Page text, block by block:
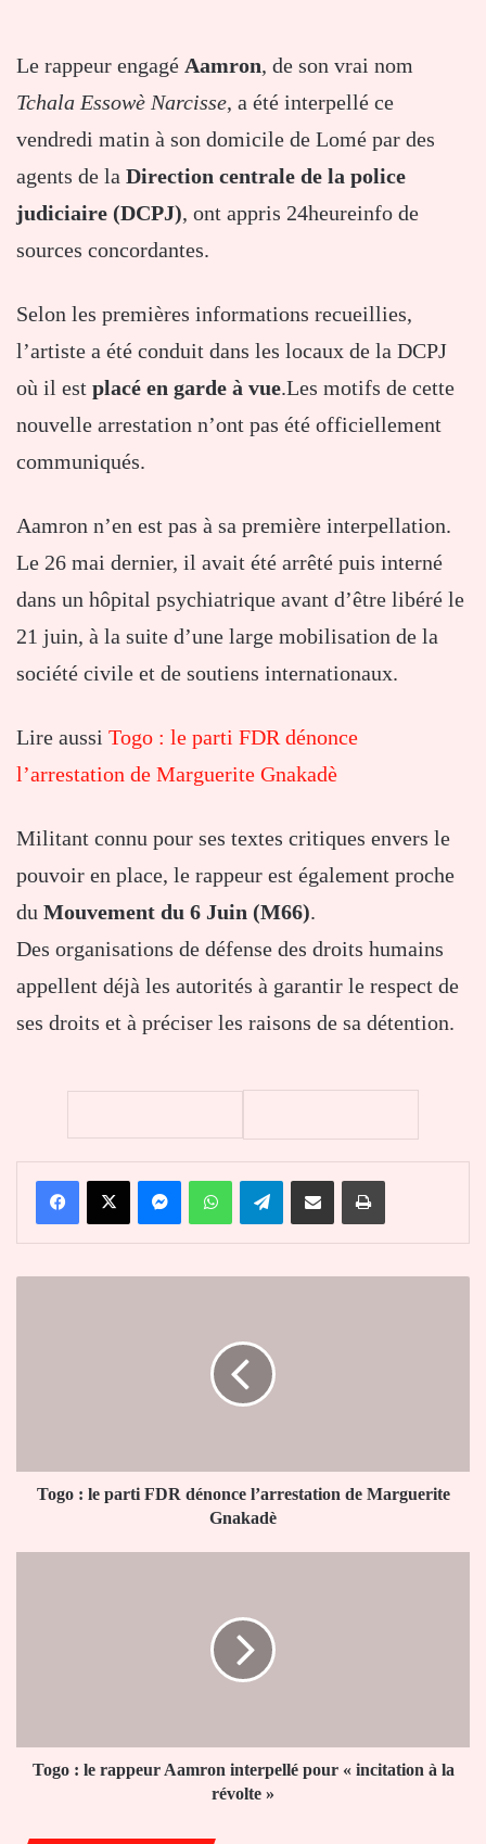
Le rappeur engagé Aamron, de son vrai nom
Tchala Essowè Narcisse, a été interpellé ce
vendredi matin à son domicile de Lomé par des
agents de la Direction centrale de la police
judiciaire (DCPJ), ont appris 24heureinfo de
sources concordantes.
Selon les premières informations recueillies,
l’artiste a été conduit dans les locaux de la DCPJ
où il est placé en garde à vue.Les motifs de cette
nouvelle arrestation n’ont pas été officiellement
communiqués.
Aamron n’en est pas à sa première interpellation.
Le 26 mai dernier, il avait été arrêté puis interné
dans un hôpital psychiatrique avant d’être libéré le
21 juin, à la suite d’une large mobilisation de la
société civile et de soutiens internationaux.
Lire aussi Togo : le parti FDR dénonce
l’arrestation de Marguerite Gnakadè
Militant connu pour ses textes critiques envers le
pouvoir en place, le rappeur est également proche
du Mouvement du 6 Juin (M66).
Des organisations de défense des droits humains
appellent déjà les autorités à garantir le respect de
ses droits et à préciser les raisons de sa détention.
FacebookX MessengerWhatsAppTelegramPartager par email Imprimer
Marguerite
Gnakadè
Togo : le parti FDR dénonce l’arrestation de Marguerite
Gnakadè
incitation
Togo : le rappeur Aamron interpellé pour « incitation à la
révolte »